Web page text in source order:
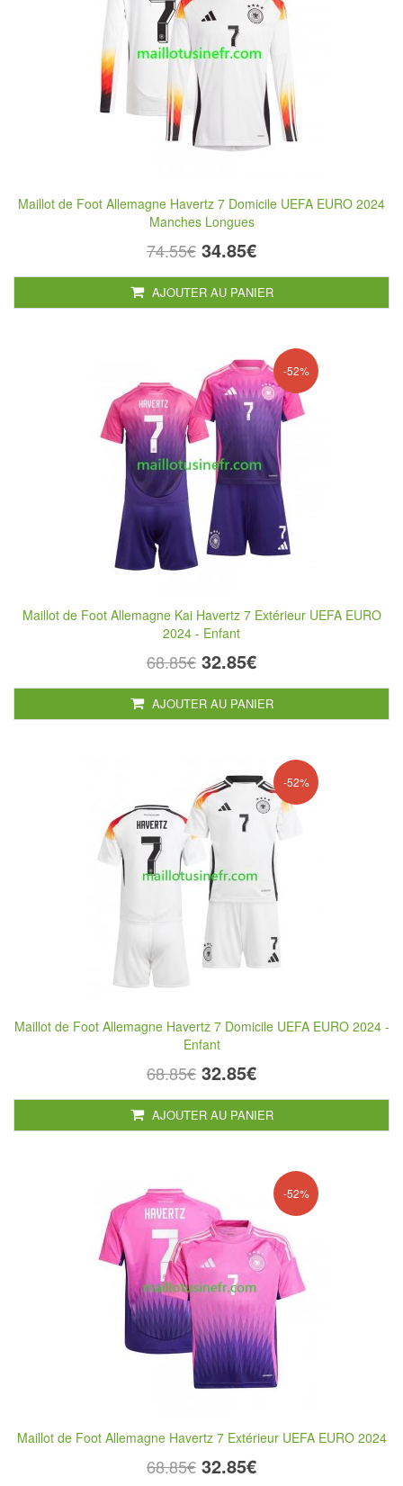
Maillot de Foot Allemagne Havertz 7 Domicile UEFA EURO 2024
Manches Longues
74.55€ 34.85€
AJOUTER AU PANIER
-52%
Maillot de Foot Allemagne Kai Havertz 7 Extérieur UEFA EURO
2024 - Enfant
68.85€ 32.85€
AJOUTER AU PANIER
-52%
Maillot de Foot Allemagne Havertz 7 Domicile UEFA EURO 2024 -
Enfant
68.85€ 32.85€
AJOUTER AU PANIER
-52%
Maillot de Foot Allemagne Havertz 7 Extérieur UEFA EURO 2024
68.85€ 32.85€